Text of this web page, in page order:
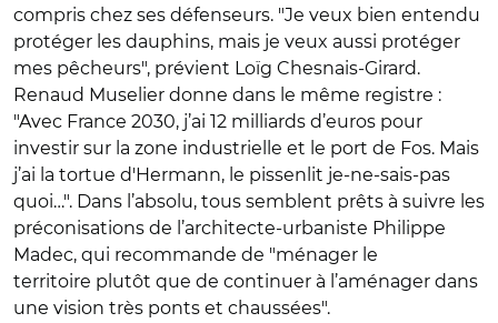
compris chez ses défenseurs. "Je veux bien entendu
protéger les dauphins, mais je veux aussi protéger
mes pêcheurs", prévient Loïg Chesnais-Girard.
Renaud Muselier donne dans le même registre :
"Avec France 2030, j’ai 12 milliards d’euros pour
investir sur la zone industrielle et le port de Fos. Mais
j’ai la tortue d'Hermann, le pissenlit je-ne-sais-pas
quoi…". Dans l’absolu, tous semblent prêts à suivre les
préconisations de l’architecte-urbaniste Philippe
Madec, qui recommande de "ménager le
territoire plutôt que de continuer à l’aménager dans
une vision très ponts et chaussées".